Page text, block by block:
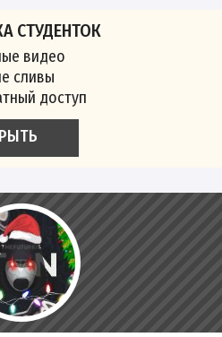
СТУДЕНТОК
видео
сливы
доступ